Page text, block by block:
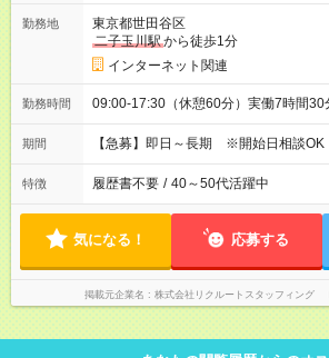
勤務地
東京都世田谷区
二子玉川駅から徒歩1分
インターネット関連
勤務時間 09:00-17:30（休憩60分）実働7時間30
期間 【急募】即日～長期 ※開始日相談OK
特徴 履歴書不要 / 40～50代活躍中
気になる！ 応募する
掲載元企業名 株式会社リクルートスタッフィング